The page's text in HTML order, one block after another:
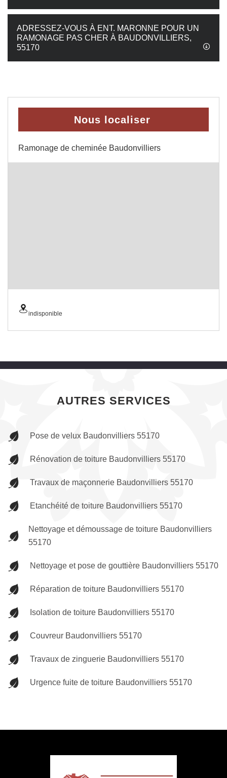
ADRESSEZ-VOUS À ENT. MARONNE POUR UN
RAMONAGE PAS CHER À BAUDONVILLIERS,
55170
Nous localiser
Ramonage de cheminée Baudonvilliers
indisponible
AUTRES SERVICES
Pose de velux Baudonvilliers 55170
Rénovation de toiture Baudonvilliers 55170
Travaux de maçonnerie Baudonvilliers 55170
Etanchéité de toiture Baudonvilliers 55170
Nettoyage et démoussage de toiture Baudonvilliers
55170
Nettoyage et pose de gouttière Baudonvilliers 55170
Réparation de toiture Baudonvilliers 55170
Isolation de toiture Baudonvilliers 55170
Couvreur Baudonvilliers 55170
Travaux de zinguerie Baudonvilliers 55170
Urgence fuite de toiture Baudonvilliers 55170